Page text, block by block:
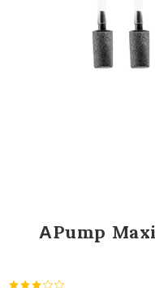
ΑPump